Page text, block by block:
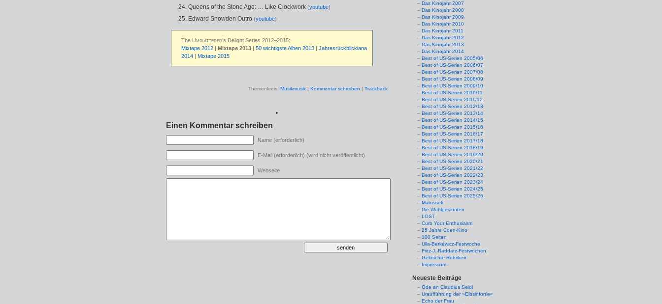
Queens of the Stone Age: … Like Clockwork (youtube)
Edward Snowden Outro (youtube)
The Umblätterer’s Delight Series 2012–2015:
Mixtape 2012 | Mixtape 2013 | 50 wichtigste Alben 2013 | Jahresrückblickiana
2014 | Mixtape 2015
Themenkreis: Musikmusik | Kommentar schreiben | Trackback
*
Einen Kommentar schreiben
Name (erforderlich)
E-Mail (erforderlich) (wird nicht veröffentlicht)
Webseite
Das Kinojahr 2007
Das Kinojahr 2008
Das Kinojahr 2009
Das Kinojahr 2010
Das Kinojahr 2011
Das Kinojahr 2012
Das Kinojahr 2013
Das Kinojahr 2014
Best of US-Serien 2005/06
Best of US-Serien 2006/07
Best of US-Serien 2007/08
Best of US-Serien 2008/09
Best of US-Serien 2009/10
Best of US-Serien 2010/11
Best of US-Serien 2011/12
Best of US-Serien 2012/13
Best of US-Serien 2013/14
Best of US-Serien 2014/15
Best of US-Serien 2015/16
Best of US-Serien 2016/17
Best of US-Serien 2017/18
Best of US-Serien 2018/19
Best of US-Serien 2019/20
Best of US-Serien 2020/21
Best of US-Serien 2021/22
Best of US-Serien 2022/23
Best of US-Serien 2023/24
Best of US-Serien 2024/25
Best of US-Serien 2025/26
Matussek
Die Wohlgesinnten
LOST
Curb Your Enthusiasm
25 Jahre Coen-Kino
100 Seiten
Ulla-Berkéwicz-Festwoche
Fritz-J.-Raddatz-Festwochen
Gelöschte Rubriken
Impressum
Neueste Beiträge
Ode an Claudius Seidl
Uraufführung der »Elbsinfonie«
Echo der Frau